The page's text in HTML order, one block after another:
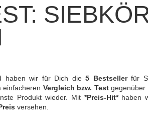
haben wir für Dich die5 Bestsellerfür
einfacheren Vergleich bzw. Testgegenüber
Produkt wieder. Mit *Preis-Hit*haben
versehen.